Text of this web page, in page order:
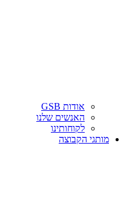
אודות GSB
האנשים שלנו
לקוחותינו
מותגי הקבוצה